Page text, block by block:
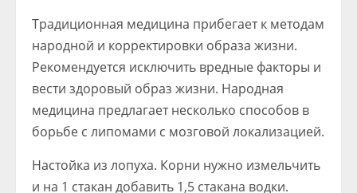
Традиционная медицина прибегает к методам
народной и корректировки образа жизни.
Рекомендуется исключить вредные факторы и
вести здоровый образ жизни. Народная
медицина предлагает несколько способов в
борьбе с липомами с мозговой локализацией.
Настойка из лопуха. Корни нужно измельчить
и на 1 стакан добавить 1,5 стакана водки.